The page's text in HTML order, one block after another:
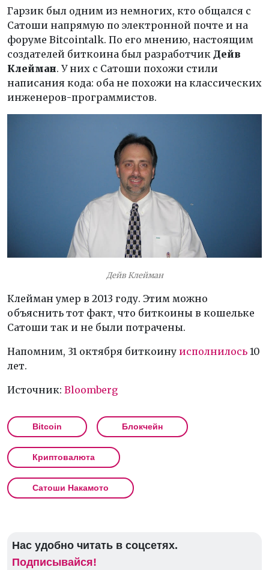
Гарзик был одним из немногих, кто общался с
Сатоши напрямую по электронной почте и на
форуме Bitcointalk. По его мнению, настоящим
создателей биткоина был разработчик Дейв
Клейман. У них с Сатоши похожи стили
написания кода: оба не похожи на классических
инженеров-программистов.
Дейв Клейман
Клейман умер в 2013 году. Этим можно
объяснить тот факт, что биткоины в кошельке
Сатоши так и не были потрачены.
Напомним, 31 октября биткоину исполнилось 10
лет.
Источник: Bloomberg
Bitcoin Блокчейн
Криптовалюта
Сатоши Накамото
Нас удобно читать в соцсетях.
Подписывайся!